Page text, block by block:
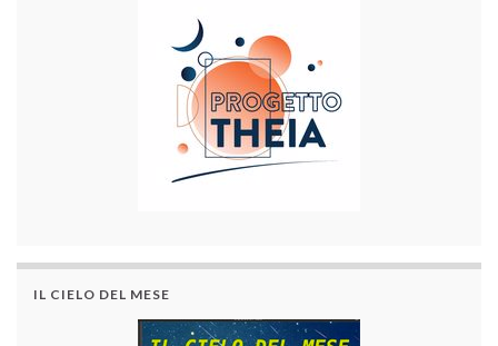
IL CIELO DEL MESE